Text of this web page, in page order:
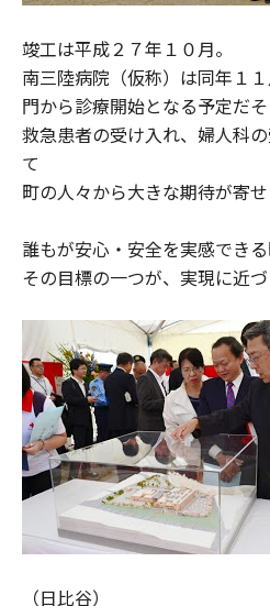
竣工は平成２７年１０月。
南三陸病院（仮称）は同年１
門から診療開始となる予定だそ
救急患者の受け入れ、婦人科
て
町の人々から大きな期待が寄せ
誰もが安心・安全を実感できる
その目標の一つが、実現に近づ
（日比谷）